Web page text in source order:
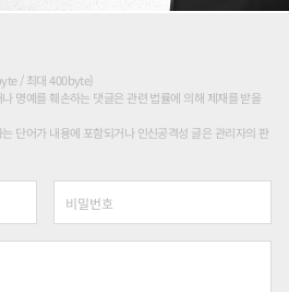
/ 최대 400byte)
명예를 훼손하는 댓글은 관련 법률에 의해 제재를 받을
단어가 내용에 포함되거나 인신공격성 글은 관리자의 판